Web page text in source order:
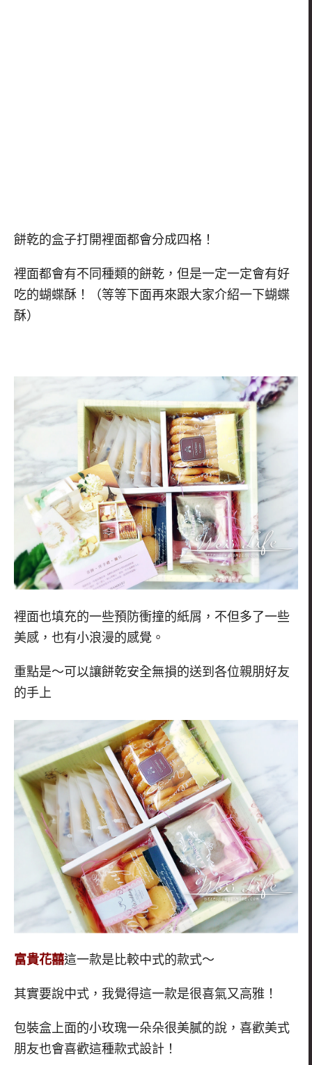
餅乾的盒子打開裡面都會分成四格！
裡面都會有不同種類的餅乾，但是一定一定會有好
吃的蝴蝶酥！（等等下面再來跟大家介紹一下蝴蝶
酥）
裡面也填充的一些預防衝撞的紙屑，不但多了一些
美感，也有小浪漫的感覺。
重點是～可以讓餅乾安全無損的送到各位親朋好友
的手上
富貴花囍這一款是比較中式的款式～
其實要說中式，我覺得這一款是很喜氣又高雅！
包裝盒上面的小玫瑰一朵朵很美膩的說，喜歡美式
朋友也會喜歡這種款式設計！